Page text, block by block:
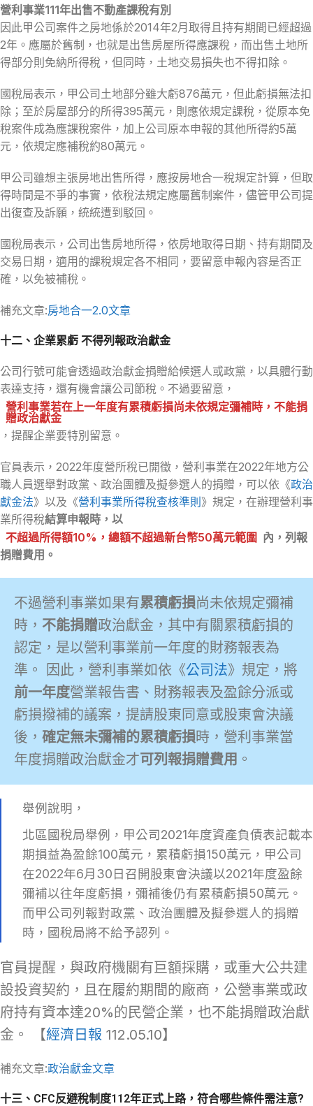
營利事業111年出售不動產課稅有別
因此甲公司案件之房地係於2014年2月取得且持有期間已經超過
2年。應屬於舊制，也就是出售房屋所得應課稅，而出售土地所
得部分則免納所得稅，但同時，土地交易損失也不得扣除。
國稅局表示，甲公司土地部分雖大虧876萬元，但此虧損無法扣
除；至於房屋部分的所得395萬元，則應依規定課稅，從原本免
稅案件成為應課稅案件，加上公司原本申報的其他所得約5萬
元，依規定應補稅約80萬元。
甲公司雖想主張房地出售所得，應按房地合一稅規定計算，但取
得時間是不爭的事實，依稅法規定應屬舊制案件，儘管甲公司提
出復查及訴願，統統遭到駁回。
國稅局表示，公司出售房地所得，依房地取得日期、持有期間及
交易日期，適用的課稅規定各不相同，要留意申報內容是否正
確，以免被補稅。
補充文章:房地合一2.0文章
十二、企業累虧 不得列報政治獻金
公司行號可能會透過政治獻金捐贈給候選人或政黨，以具體行動
表達支持，還有機會讓公司節稅。不過要留意，
營利事業若在上一年度有累積虧損尚未依規定彌補時，不能捐
贈政治獻金
，提醒企業要特別留意。
官員表示，2022年度營所稅已開徵，營利事業在2022年地方公
職人員選舉對政黨、政治團體及擬參選人的捐贈，可以依《政治
獻金法》以及《營利事業所得稅查核準則》規定，在辦理營利事
業所得稅結算申報時，以
不超過所得額10%，總額不超過新台幣50萬元範圍 內，列報
捐贈費用。
不過營利事業如果有累積虧損尚未依規定彌補
時， 不能捐贈政治獻金，其中有關累積虧損的
認定，是以營利事業前一年度的財務報表為
準。 因此，營利事業如依《公司法》規定，將
前一年度營業報告書、財務報表及盈餘分派或
虧損撥補的議案，提請股東同意或股東會決議
後， 確定無未彌補的累積虧損時，營利事業當
年度捐贈政治獻金才可列報捐贈費用 。
舉例說明，
北區國稅局舉例，甲公司2021年度資產負債表記載本
期損益為盈餘100萬元，累積虧損150萬元，甲公司
在2022年6月30日召開股東會決議以2021年度盈餘
彌補以往年度虧損，彌補後仍有累積虧損50萬元。
而甲公司列報對政黨、政治團體及擬參選人的捐贈
時，國稅局將不給予認列。
官員提醒，與政府機關有巨額採購，或重大公共建
設投資契約，且在履約期間的廠商，公營事業或政
府持有資本達20%的民營企業，也不能捐贈政治獻
金。 【經濟日報 112.05.10】
補充文章:政治獻金文章
十三、 CFC反避稅制度112年正式上路，符合哪些條件需注意?